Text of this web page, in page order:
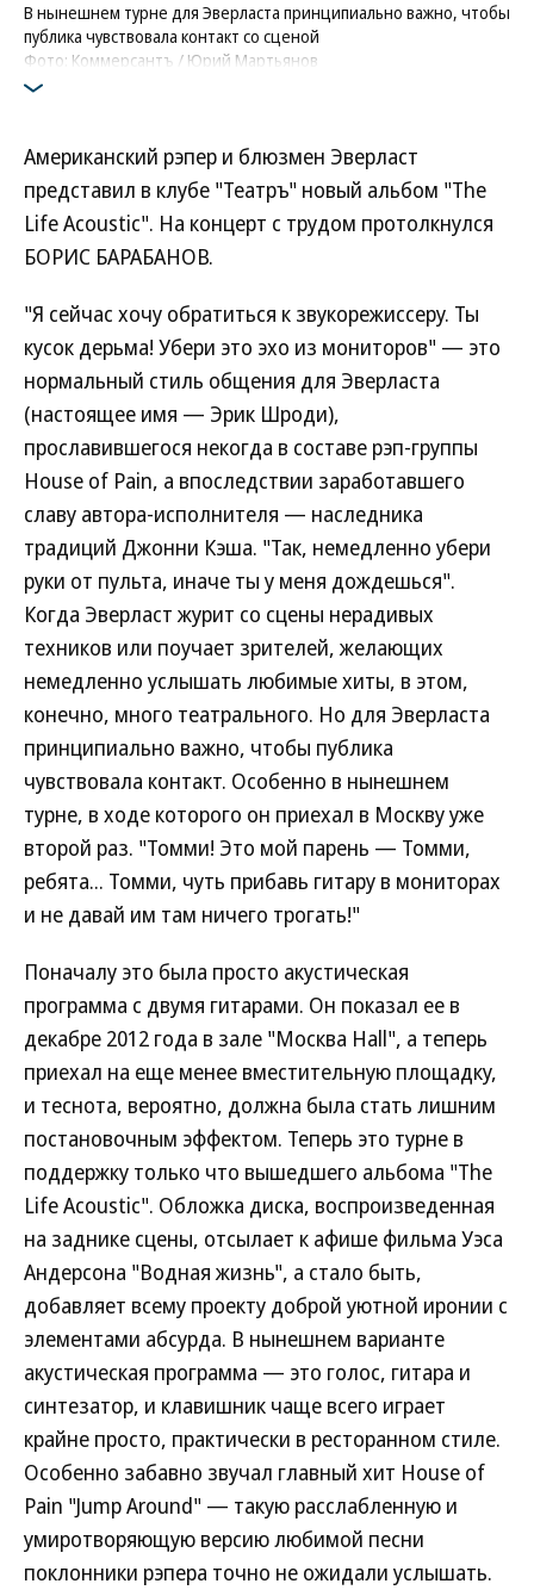
В нынешнем турне для Эверласта принципиально важно, чтобы
публика чувствовала контакт со сценой
Фото: Коммерсантъ / Юрий Мартьянов
Американский рэпер и блюзмен Эверласт
представил в клубе "Театръ" новый альбом "The
Life Acoustic". На концерт с трудом протолкнулся
БОРИС БАРАБАНОВ.
"Я сейчас хочу обратиться к звукорежиссеру. Ты
кусок дерьма! Убери это эхо из мониторов" — это
нормальный стиль общения для Эверласта
(настоящее имя — Эрик Шроди),
прославившегося некогда в составе рэп-группы
House of Pain, а впоследствии заработавшего
славу автора-исполнителя — наследника
традиций Джонни Кэша. "Так, немедленно убери
руки от пульта, иначе ты у меня дождешься".
Когда Эверласт журит со сцены нерадивых
техников или поучает зрителей, желающих
немедленно услышать любимые хиты, в этом,
конечно, много театрального. Но для Эверласта
принципиально важно, чтобы публика
чувствовала контакт. Особенно в нынешнем
турне, в ходе которого он приехал в Москву уже
второй раз. "Томми! Это мой парень — Томми,
ребята... Томми, чуть прибавь гитару в мониторах
и не давай им там ничего трогать!"
Поначалу это была просто акустическая
программа с двумя гитарами. Он показал ее в
декабре 2012 года в зале "Москва Hall", а теперь
приехал на еще менее вместительную площадку,
и теснота, вероятно, должна была стать лишним
постановочным эффектом. Теперь это турне в
поддержку только что вышедшего альбома "The
Life Acoustic". Обложка диска, воспроизведенная
на заднике сцены, отсылает к афише фильма Уэса
Андерсона "Водная жизнь", а стало быть,
добавляет всему проекту доброй уютной иронии с
элементами абсурда. В нынешнем варианте
акустическая программа — это голос, гитара и
синтезатор, и клавишник чаще всего играет
крайне просто, практически в ресторанном стиле.
Особенно забавно звучал главный хит House of
Pain "Jump Around" — такую расслабленную и
умиротворяющую версию любимой песни
поклонники рэпера точно не ожидали услышать.